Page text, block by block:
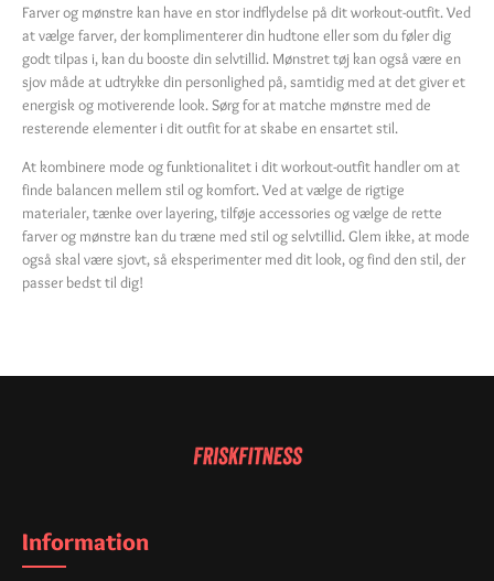
Farver og mønstre kan have en stor indflydelse på dit workout-outfit. Ved
at vælge farver, der komplimenterer din hudtone eller som du føler dig
godt tilpas i, kan du booste din selvtillid. Mønstret tøj kan også være en
sjov måde at udtrykke din personlighed på, samtidig med at det giver et
energisk og motiverende look. Sørg for at matche mønstre med de
resterende elementer i dit outfit for at skabe en ensartet stil.
At kombinere mode og funktionalitet i dit workout-outfit handler om at
finde balancen mellem stil og komfort. Ved at vælge de rigtige
materialer, tænke over layering, tilføje accessories og vælge de rette
farver og mønstre kan du træne med stil og selvtillid. Glem ikke, at mode
også skal være sjovt, så eksperimenter med dit look, og find den stil, der
passer bedst til dig!
Information